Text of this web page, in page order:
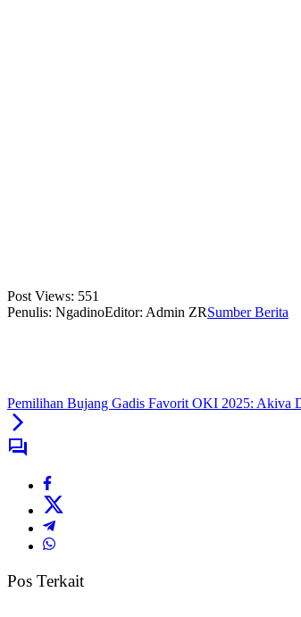
Post Views: 551
Penulis: NgadinoEditor: Admin ZRSumber Berita
Pemilihan Bujang Gadis Favorit OKI 2025: Akiva
Pos Terkait